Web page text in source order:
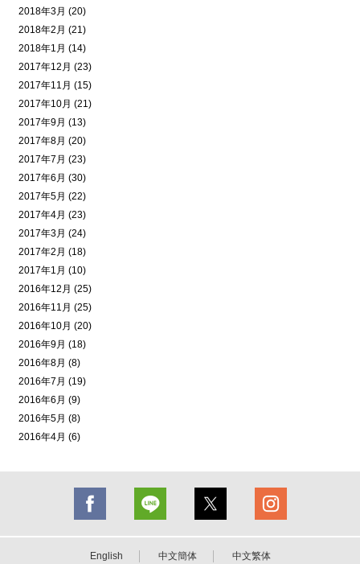
2018年3月 (20)
2018年2月 (21)
2018年1月 (14)
2017年12月 (23)
2017年11月 (15)
2017年10月 (21)
2017年9月 (13)
2017年8月 (20)
2017年7月 (23)
2017年6月 (30)
2017年5月 (22)
2017年4月 (23)
2017年3月 (24)
2017年2月 (18)
2017年1月 (10)
2016年12月 (25)
2016年11月 (25)
2016年10月 (20)
2016年9月 (18)
2016年8月 (8)
2016年7月 (19)
2016年6月 (9)
2016年5月 (8)
2016年4月 (6)
English 中文簡体 中文繁体